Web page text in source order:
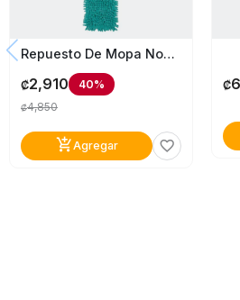
Repuesto De Mopa Novica Bettanin Alto Rendimiento
₡2,910 40%
₡4,850
add_shopping_cartAgregar favorite_border
₡